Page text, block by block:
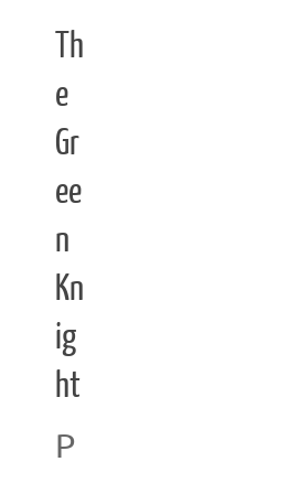
Th
e
Gr
ee
n
Kn
ig
ht
P